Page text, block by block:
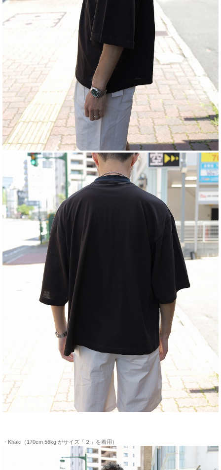
・Khaki（170cm 56kg がサイズ「２」を着用）